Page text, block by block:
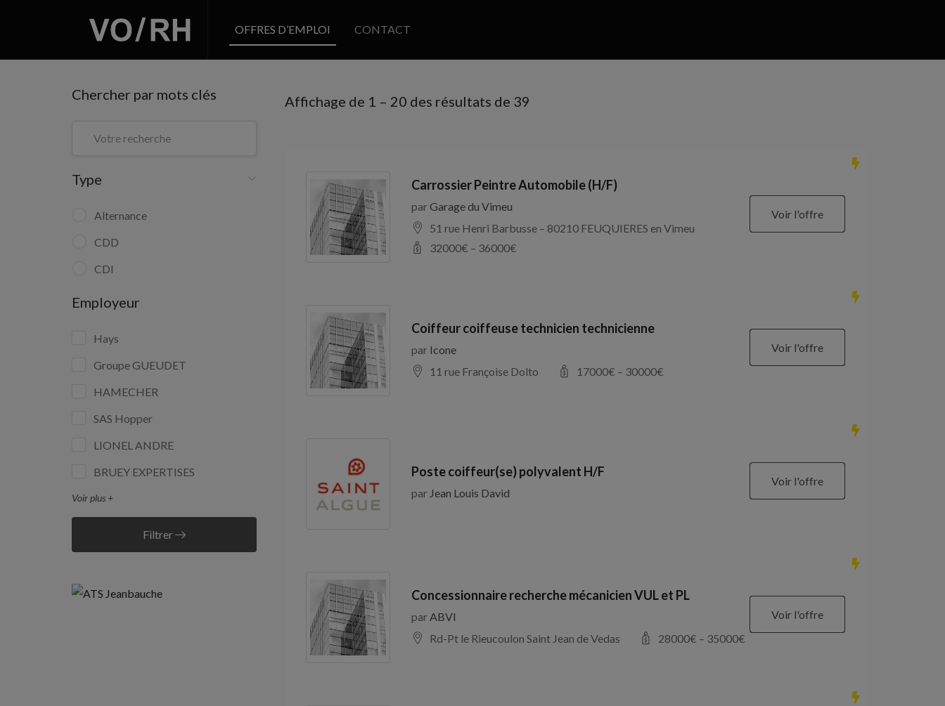
OFFRES D’EMPLOI CONTACT
Chercher par mots clés
Type
Alternance
CDD
CDI
Employeur
Hays
Groupe GUEUDET
HAMECHER
SAS Hopper
LIONEL ANDRE
BRUEY EXPERTISES
Voir plus +
Filtrer
Affichage de 1 – 20 des résultats de 39
Carrossier Peintre Automobile (H/F)
parGarage du Vimeu
51 rue Henri Barbusse – 80210 FEUQUIERES en Vimeu
32000€ – 36000€
Voir l'offre
Coiffeur coiffeuse technicien technicienne
par Icone
11 rue Françoise Dolto
17000€ – 30000€
Voir l'offre
Poste coiffeur(se) polyvalent H/F
par Jean Louis David
Voir l'offre
Concessionnaire recherche mécanicien VUL et PL
parABVI
Rd-Pt le Rieucoulon Saint Jean de Vedas
28000€ – 35000€
Voir l'offre